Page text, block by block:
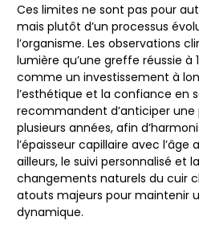
Ces limites ne sont pas pour
mais plutôt d’un processus
l’organisme. Les observations
lumière qu’une greffe réussie à
comme un investissement à
l’esthétique et la confiance en
recommandent d’anticiper une
plusieurs années, afin
l’épaisseur capillaire avec
ailleurs, le suivi personnalisé et
changements naturels du cuir
atouts majeurs pour maintenir
dynamique.